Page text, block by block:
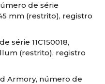
de série
mm (restrito), registro
série 11C150018,
(restrito), registro
Armory, número de